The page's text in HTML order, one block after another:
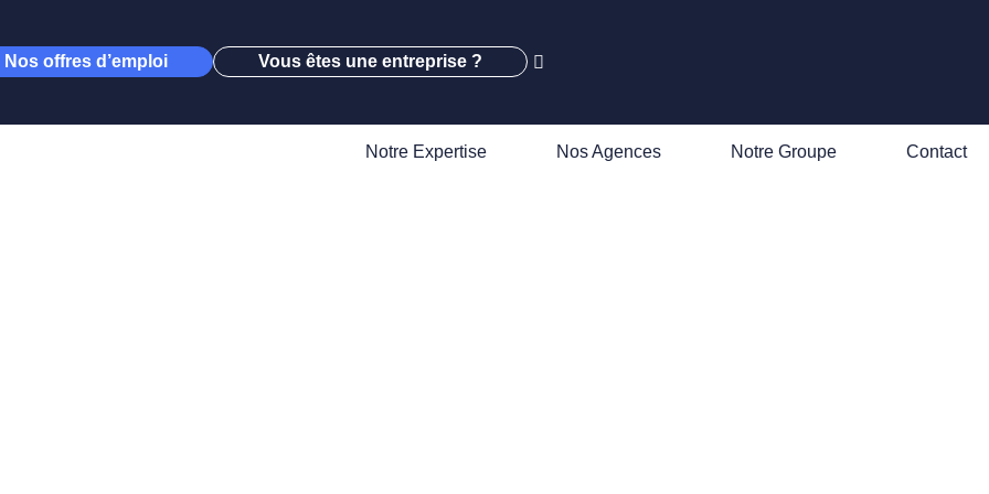
Nos offres d’emploi Vous êtes une entreprise ?
Notre Expertise Nos Agences Notre Groupe Contact